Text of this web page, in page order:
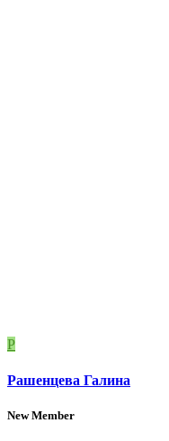
Р
Рашенцева Галина
New Member